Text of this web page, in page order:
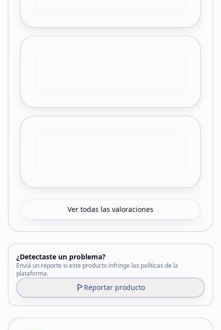
Ver todas las valoraciones
¿Detectaste un problema?
Enviá un reporte si este producto infringe las políticas de la
plataforma.
Reportar producto